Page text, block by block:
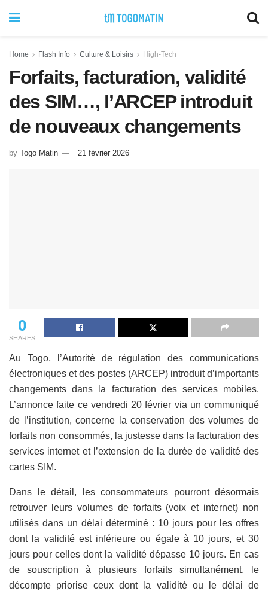
Home Flash Info Culture & Loisirs High-Tech
Forfaits, facturation, validité
des SIM…, l’ARCEP introduit
de nouveaux changements
by Togo Matin 21 février 2026
0
SHARES
Au Togo, l’Autorité de régulation des communications
électroniques et des postes (ARCEP) introduit d’importants
changements dans la facturation des services mobiles.
L’annonce faite ce vendredi 20 février via un communiqué
de l’institution, concerne la conservation des volumes de
forfaits non consommés, la justesse dans la facturation des
services internet et l’extension de la durée de validité des
cartes SIM.
Dans le détail, les consommateurs pourront désormais
retrouver leurs volumes de forfaits (voix et internet) non
utilisés dans un délai déterminé : 10 jours pour les offres
dont la validité est inférieure ou égale à 10 jours, et 30
jours pour celles dont la validité dépasse 10 jours. En cas
de souscription à plusieurs forfaits simultanément, le
décompte priorise ceux dont la validité ou le délai de